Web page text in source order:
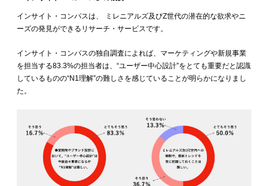
インサイト・コンパスは、 ミレニアルズ及びZ世代の潜在的な欲求やニ
ーズの発見ができるリサーチ・サービスです。
インサイト・コンパスの独自調査によれば、マーケティングや新規事業
を担当する83.3%の担当者は、“ユーザー中心設計”をとても重要だと認識
しているものの“N1理解”の難しさを感じていることが明らかになりまし
た。